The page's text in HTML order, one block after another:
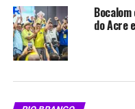
Quadra e praça do conjunto
Habitasa são revitalizadas
Em "Esporte"
do Acre